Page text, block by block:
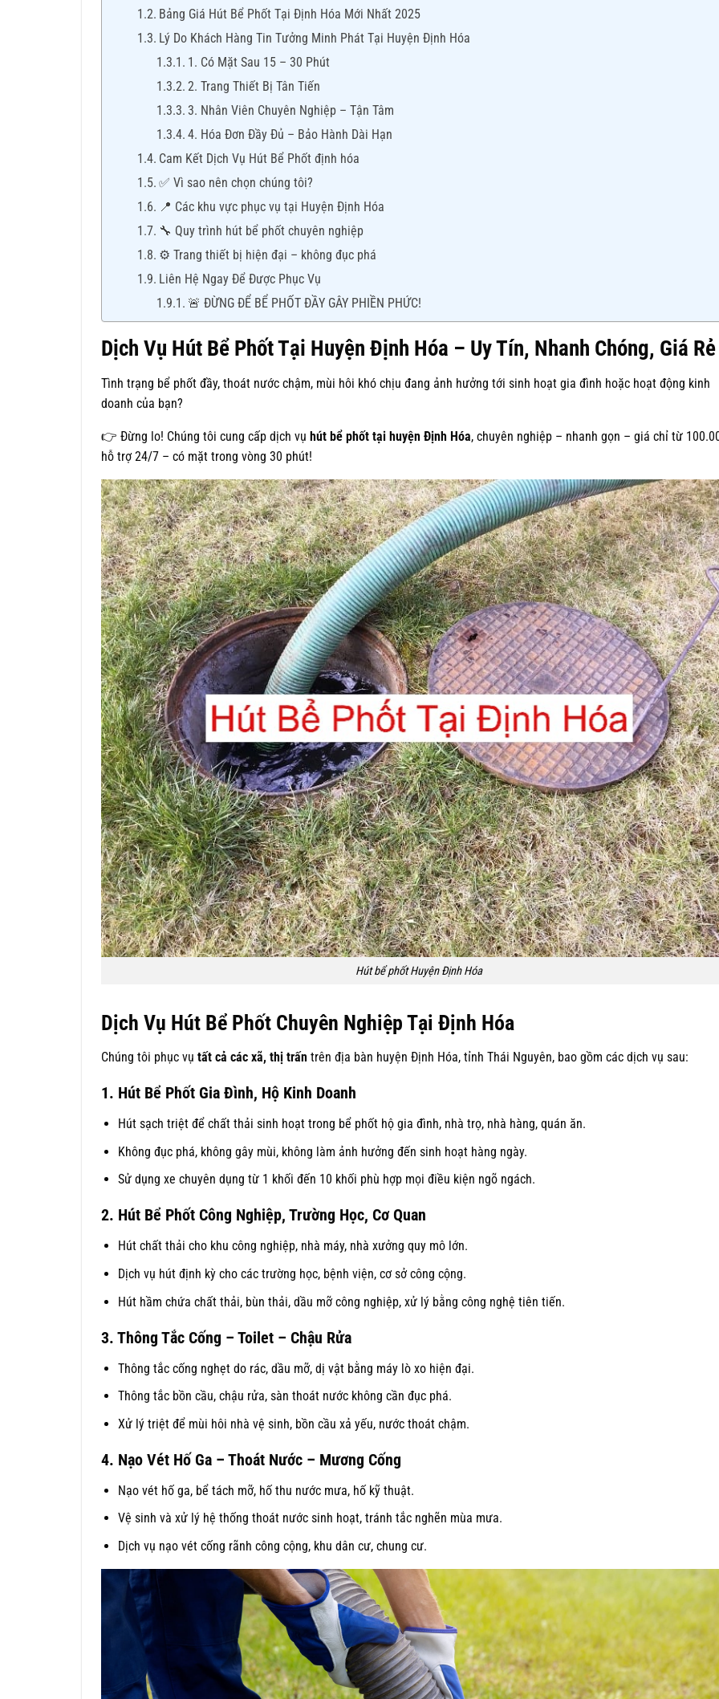
Bảng Giá Hút Bể Phốt Tại Định Hóa Mới Nhất 2025
Lý Do Khách Hàng Tin Tưởng Minh Phát Tại Huyện Định Hóa
1. Có Mặt Sau 15 – 30 Phút
2. Trang Thiết Bị Tân Tiến
3. Nhân Viên Chuyên Nghiệp – Tận Tâm
4. Hóa Đơn Đầy Đủ – Bảo Hành Dài Hạn
Cam Kết Dịch Vụ Hút Bể Phốt định hóa
✅ Vì sao nên chọn chúng tôi?
📍 Các khu vực phục vụ tại Huyện Định Hóa
🔧 Quy trình hút bể phốt chuyên nghiệp
⚙️ Trang thiết bị hiện đại – không đục phá
Liên Hệ Ngay Để Được Phục Vụ
🚨 ĐỪNG ĐỂ BỂ PHỐT ĐẦY GÂY PHIỀN PHỨC!
Dịch Vụ Hút Bể Phốt Tại Huyện Định Hóa – Uy Tín, Nhanh Chóng, Giá Rẻ
Tình trạng bể phốt đầy, thoát nước chậm, mùi hôi khó chịu đang ảnh hưởng tới sinh hoạt gia đình hoặc hoạt động kinh
doanh của bạn?
👉 Đừng lo! Chúng tôi cung cấp dịch vụ hút bể phốt tại huyện Định Hóa, chuyên nghiệp – nhanh gọn – giá chỉ từ
hỗ trợ 24/7 – có mặt trong vòng 30 phút!
Hút bể phốt Huyện Định Hóa
Dịch Vụ Hút Bể Phốt Chuyên Nghiệp Tại Định Hóa
Chúng tôi phục vụ tất cả các xã, thị trấn trên địa bàn huyện Định Hóa, tỉnh Thái Nguyên, bao gồm các dịch vụ sau:
1. Hút Bể Phốt Gia Đình, Hộ Kinh Doanh
Hút sạch triệt để chất thải sinh hoạt trong bể phốt hộ gia đình, nhà trọ, nhà hàng, quán ăn.
Không đục phá, không gây mùi, không làm ảnh hưởng đến sinh hoạt hàng ngày.
Sử dụng xe chuyên dụng từ 1 khối đến 10 khối phù hợp mọi điều kiện ngõ ngách.
2. Hút Bể Phốt Công Nghiệp, Trường Học, Cơ Quan
Hút chất thải cho khu công nghiệp, nhà máy, nhà xưởng quy mô lớn.
Dịch vụ hút định kỳ cho các trường học, bệnh viện, cơ sở công cộng.
Hút hầm chứa chất thải, bùn thải, dầu mỡ công nghiệp, xử lý bằng công nghệ tiên tiến.
3. Thông Tắc Cống – Toilet – Chậu Rửa
Thông tắc cống nghẹt do rác, dầu mỡ, dị vật bằng máy lò xo hiện đại.
Thông tắc bồn cầu, chậu rửa, sàn thoát nước không cần đục phá.
Xử lý triệt để mùi hôi nhà vệ sinh, bồn cầu xả yếu, nước thoát chậm.
4. Nạo Vét Hố Ga – Thoát Nước – Mương Cống
Nạo vét hố ga, bể tách mỡ, hố thu nước mưa, hố kỹ thuật.
Vệ sinh và xử lý hệ thống thoát nước sinh hoạt, tránh tắc nghẽn mùa mưa.
Dịch vụ nạo vét cống rãnh công cộng, khu dân cư, chung cư.